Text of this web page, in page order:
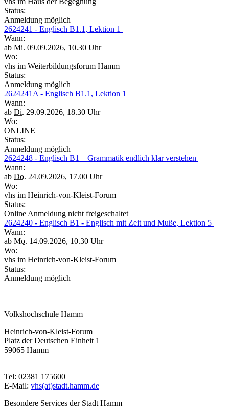
Status:
Anmeldung möglich
2624241 - Englisch B1.1, Lektion 1
Wann:
ab Mi. 09.09.2026, 10.30 Uhr
Wo:
vhs im Weiterbildungsforum Hamm
Status:
Anmeldung möglich
2624241A - Englisch B1.1, Lektion 1
Wann:
ab Di. 29.09.2026, 18.30 Uhr
Wo:
ONLINE
Status:
Anmeldung möglich
2624248 - Englisch B1 – Grammatik endlich klar verstehen
Wann:
ab Do. 24.09.2026, 17.00 Uhr
Wo:
vhs im Heinrich-von-Kleist-Forum
Status:
Online Anmeldung nicht freigeschaltet
2624240 - Englisch B1 - Englisch mit Zeit und Muße, Lektion 5
Wann:
ab Mo. 14.09.2026, 10.30 Uhr
Wo:
vhs im Heinrich-von-Kleist-Forum
Status:
Anmeldung möglich
Volkshochschule Hamm
Heinrich-von-Kleist-Forum
Platz der Deutschen Einheit 1
59065 Hamm
Tel: 02381 175600
E-Mail: vhs(at)stadt.hamm.de
Besondere Services der Stadt Hamm